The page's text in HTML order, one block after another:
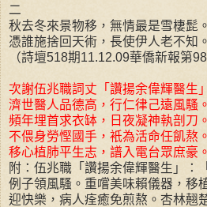
二
秋去冬來景物移，無情最是雪棲髭。
憑誰施捨回天術，長使伊人老不知。
（詩壇518期11.12.09華僑新報第
次謝伍兆職詞丈「讚揚余偉輝醫生
濟世醫人品德高，行仁律己遠風騷。
頻年埋首求衣缽，日夜凝神執剖刀。
不偎身勞慳國手，衹為活命任飢熬。
移心植肺平生志，譜入電台眾庶豪。
附：伍兆職「讚揚余偉輝醫生」：
例子領風騷。重嚐美味賴儀器，移
迎快樂，病人痊癒免煎熬。杏林翹